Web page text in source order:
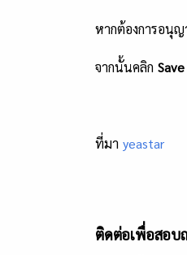
หากต้องการอนุญ
จากนั้นคลิก Save
ที่มา yeastar
ติดต่อเพื่อสอบ